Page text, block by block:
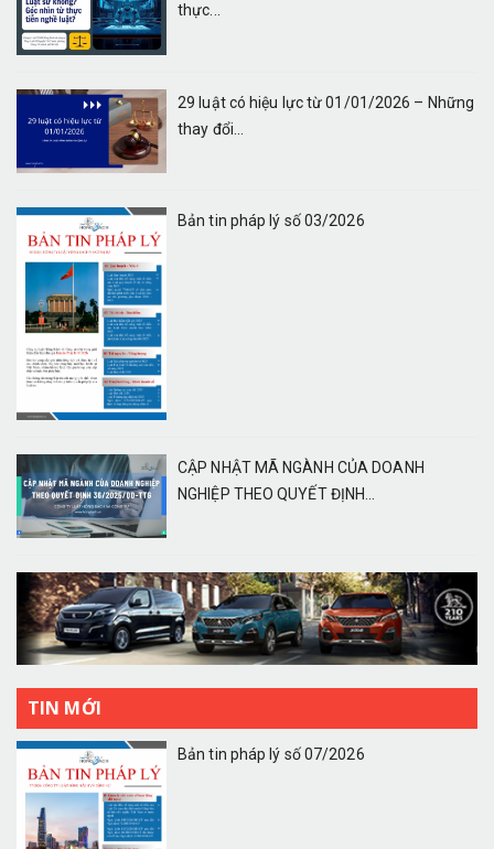
thực...
29 luật có hiệu lực từ 01/01/2026 – Những
thay đổi...
Bản tin pháp lý số 03/2026
CẬP NHẬT MÃ NGÀNH CỦA DOANH
NGHIỆP THEO QUYẾT ĐỊNH...
TIN MỚI
Bản tin pháp lý số 07/2026